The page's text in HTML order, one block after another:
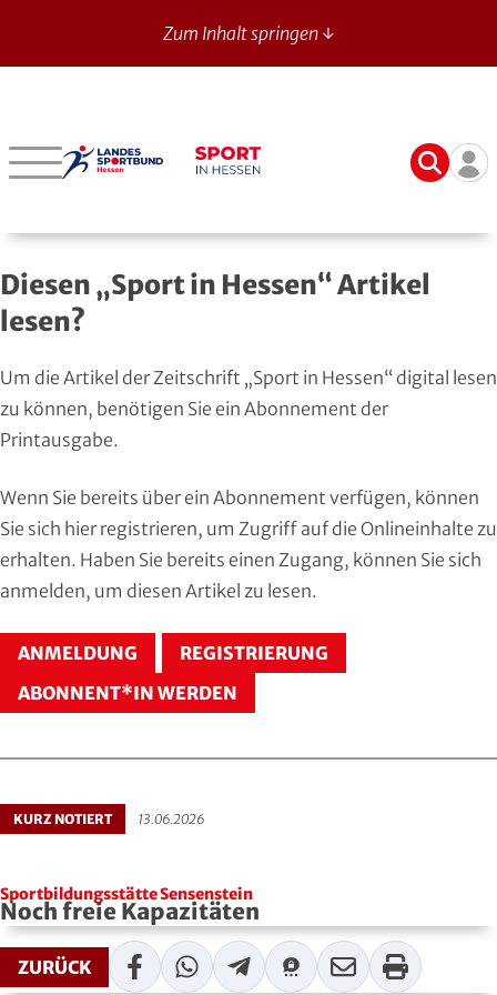
Zum Inhalt springen ↓
Sport in Hessen - News
Suche
Diesen „Sport in Hessen“ Artikel
lesen?
Um die Artikel der Zeitschrift „Sport in Hessen“ digital lesen
zu können, benötigen Sie ein Abonnement der
Printausgabe.
Wenn Sie bereits über ein Abonnement verfügen, können
Sie sich hier registrieren, um Zugriff auf die Onlineinhalte zu
erhalten. Haben Sie bereits einen Zugang, können Sie sich
anmelden, um diesen Artikel zu lesen.
ANMELDUNG
REGISTRIERUNG
ABONNENT*IN WERDEN
KURZ NOTIERT 13.06.2026
Sportbildungsstätte Sensenstein
Noch freie Kapazitäten
ZURÜCK FacebookWhatsAppTelegramThreema
Mail Print
Bergstraße
Darmstadt-Dieburg
Frankfurt
Gießen
Groß-Gerau
Hochtaunus
Limburg-Weilburg
Odenwald
Offenbach
Verbände mit bes. Aufgaben
Aikido
American Football
Badminton
Bahnengolf
Basketball
Cricket
Dart
Betriebssport-Verband
CVJM-Westbund
DJK
DSLV
Deutscher Verband für Freikörperkultur
Hochschulsport
Naturfreunde Hessen
Sportärzteverband
Aktuelle Ausgabe
Archiv
Registrierung